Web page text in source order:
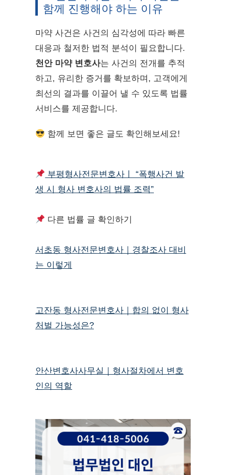
함께 진행해야 하는 이유
마약 사건은 사건의 심각성에 따라 빠른
대응과 철저한 법적 분석이 필요합니다.
천안 마약 변호사는 사건의 전개를 추적
하고, 유리한 증거를 확보하며, 고객에게
최선의 결과를 이끌어 낼 수 있도록 법률
서비스를 제공합니다.
함께 보면 좋은 글도 확인해보세요!
부평형사전문변호사ㅣ “폭행사건 발
생 시 형사 변호사의 법률 조력”
다른 법률 글 확인하기
서초동 형사전문변호사｜경찰조사 대비
는 이렇게
고잔동 형사전문변호사｜합의 없이 형사
처벌 가능성은?
안산변호사사무실｜형사절차에서 변호
인의 역할